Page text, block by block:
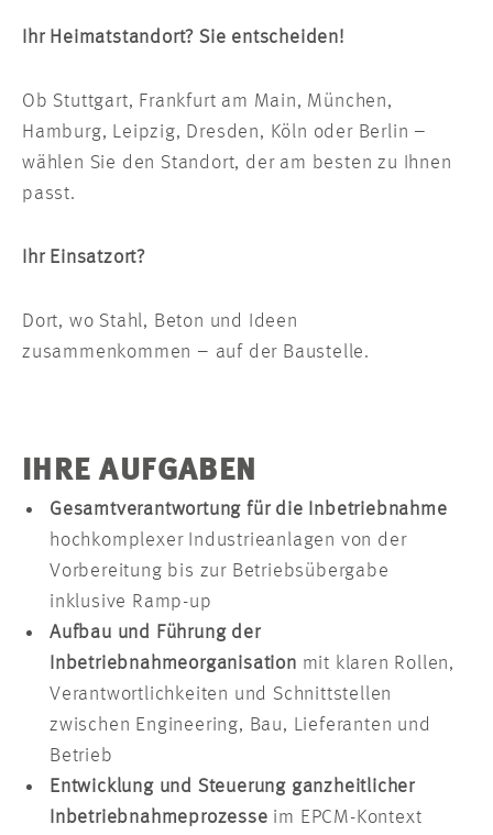
Ihr Heimatstandort? Sie entscheiden!
Ob Stuttgart, Frankfurt am Main, München,
Hamburg, Leipzig, Dresden, Köln oder Berlin –
wählen Sie den Standort, der am besten zu Ihnen
passt.
Ihr Einsatzort?
Dort, wo Stahl, Beton und Ideen
zusammenkommen – auf der Baustelle.
IHRE AUFGABEN
Gesamtverantwortung für die Inbetriebnahme
hochkomplexer Industrieanlagen von der
Vorbereitung bis zur Betriebsübergabe
inklusive Ramp-up
Aufbau und Führung der
Inbetriebnahmeorganisation mit klaren Rollen,
Verantwortlichkeiten und Schnittstellen
zwischen Engineering, Bau, Lieferanten und
Betrieb
Entwicklung und Steuerung ganzheitlicher
Inbetriebnahmeprozesse im EPCM-Kontext